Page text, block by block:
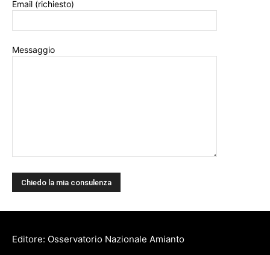
Email (richiesto)
Messaggio
Editore: Osservatorio Nazionale Amianto